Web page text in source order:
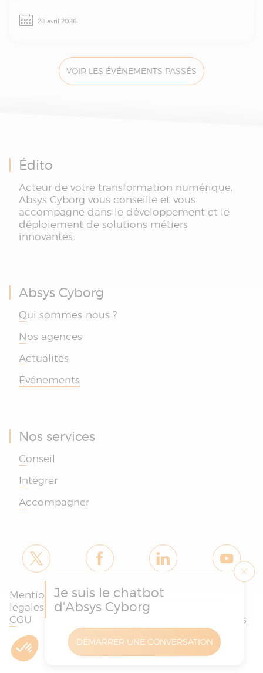
Facturation électronique, e-reporting et
démonstration Pennylane : rendez-vous le 28
28 avril 2026
VOIR LES ÉVÉNEMENTS PASSÉS
Édito
Acteur de votre transformation numérique,
Absys Cyborg vous conseille et vous
accompagne dans le développement et le
déploiement de solutions métiers
innovantes.
Absys Cyborg
Qui sommes-nous ?
Nos agences
Actualités
Événements
Nos services
Conseil
Intégrer
Accompagner
Copyright © Absys Cyborg - Tous droits réservés
Mentions
légales et
CGU
Politique des
cookies et de
des données
Je suis le chatbot
d'Absys Cyborg
DÉMARRER UNE CONVERSATION